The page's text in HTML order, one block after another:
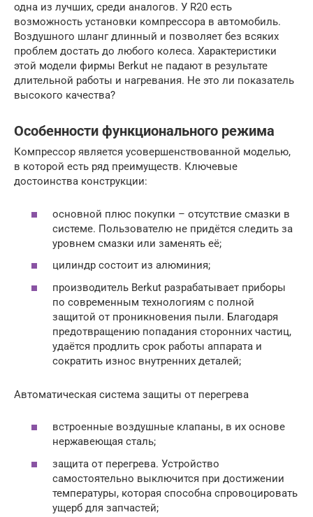
одна из лучших, среди аналогов. У R20 есть
возможность установки компрессора в автомобиль.
Воздушного шланг длинный и позволяет без всяких
проблем достать до любого колеса. Характеристики
этой модели фирмы Berkut не падают в результате
длительной работы и нагревания. Не это ли показатель
высокого качества?
Особенности функционального режима
Компрессор является усовершенствованной моделью,
в которой есть ряд преимуществ. Ключевые
достоинства конструкции:
основной плюс покупки – отсутствие смазки в
системе. Пользователю не придётся следить за
уровнем смазки или заменять её;
цилиндр состоит из алюминия;
производитель Berkut разрабатывает приборы
по современным технологиям с полной
защитой от проникновения пыли. Благодаря
предотвращению попадания сторонних частиц,
удаётся продлить срок работы аппарата и
сократить износ внутренних деталей;
Автоматическая система защиты от перегрева
встроенные воздушные клапаны, в их основе
нержавеющая сталь;
защита от перегрева. Устройство
самостоятельно выключится при достижении
температуры, которая способна спровоцировать
ущерб для запчастей;